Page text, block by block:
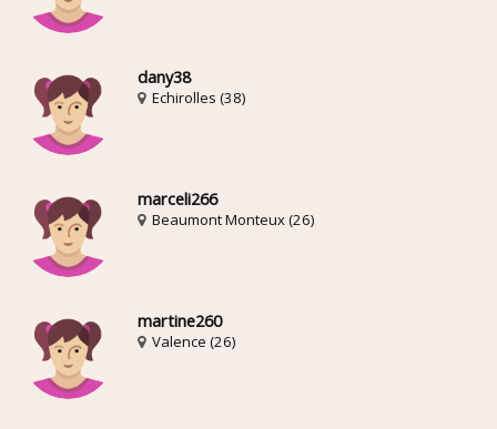
dany38
Echirolles (38)
marceli266
Beaumont Monteux (26)
martine260
Valence (26)